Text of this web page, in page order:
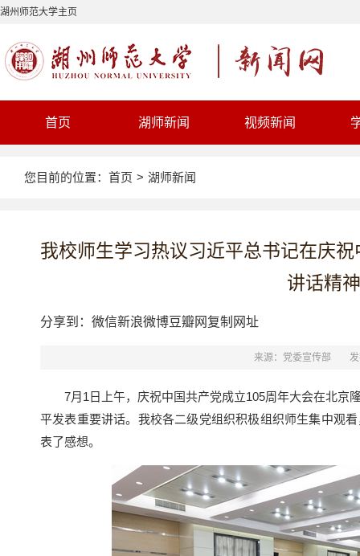
湖州师范大学主页
首页 湖师新闻 视频新闻
您目前的位置： 首页 > 湖师新闻
我校师生学习热议习近平总书记在庆
讲话精
分享到： 微信新浪微博豆瓣网 复制网址
来源：党委宣传部
7月1日上午，庆祝中国共产党成立105周年大会在北京
平发表重要讲话。我校各二级党组织积极组织师生集中观
表了感想。